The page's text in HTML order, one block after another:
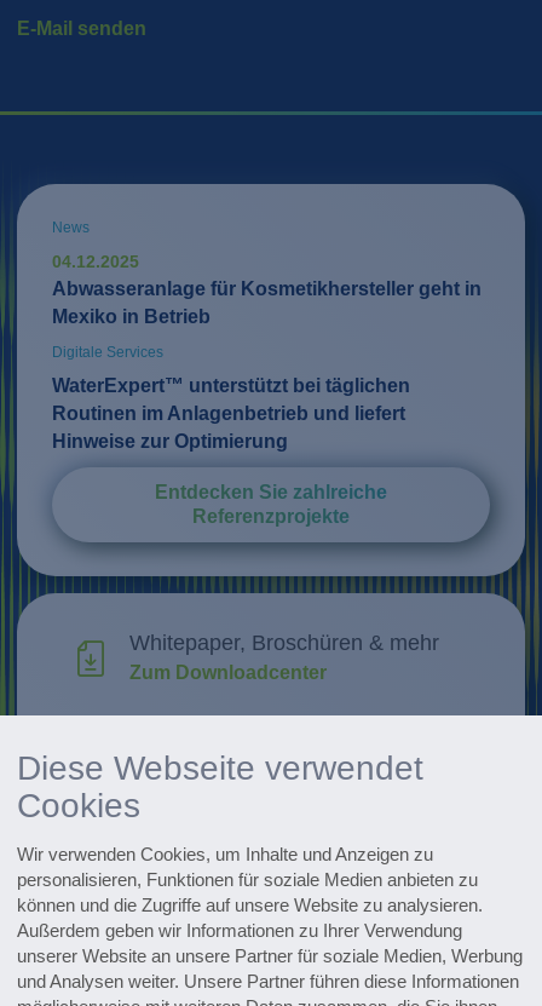
Diese Webseite verwendet
Cookies
Wir verwenden Cookies, um Inhalte und Anzeigen zu
personalisieren, Funktionen für soziale Medien anbieten zu
können und die Zugriffe auf unsere Website zu analysieren.
Außerdem geben wir Informationen zu Ihrer Verwendung
unserer Website an unsere Partner für soziale Medien, Werbung
und Analysen weiter. Unsere Partner führen diese Informationen
E-Mail senden
News
04.12.2025
Abwasseranlage für Kosmetikhersteller geht in
Mexiko in Betrieb
Digitale Services
WaterExpert™ unterstützt bei täglichen
Routinen im Anlagenbetrieb und liefert
Hinweise zur Optimierung
Entdecken Sie zahlreiche
Referenzprojekte
Whitepaper, Broschüren & mehr
Zum Downloadcenter
Innovationen entdecken
Zu den Terminen
Zum Pharmaceutical Newsletter
anmelden